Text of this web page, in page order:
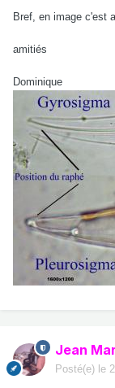
Bref, en image c'est
amitiés
Dominique
Jean
Posté(e) le